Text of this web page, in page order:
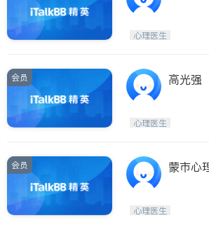
心理医生
会员 高光强
心理医生
会员 蒙市心
心理医生